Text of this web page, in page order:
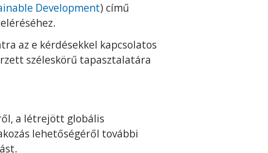
Development) című
az e kérdésekkel kapcsolatos
széleskörű tapasztalatára
a létrejött globális
lehetőségéről további